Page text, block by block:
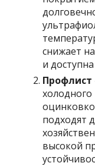
снижает
и
Профлист
подходят
высокой